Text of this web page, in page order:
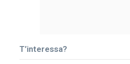
T’interessa?